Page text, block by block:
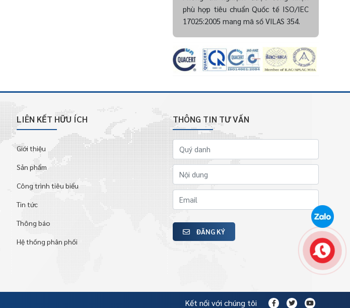
phù hợp tiêu chuẩn Quốc tế ISO/IEC
17025:2005 mang mã số VILAS 354.
LIÊN KẾT HỮU ÍCH
Giới thiệu
Sản phẩm
Công trình tiêu biểu
Tin tức
Thông báo
Hệ thống phân phối
THÔNG TIN TƯ VẤN
ĐĂNG KÝ
Kết nối với chúng tôi